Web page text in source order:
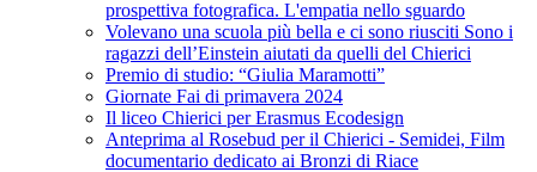
prospettiva fotografica. L'empatia nello sguardo
Volevano una scuola più bella e ci sono riusciti Sono i
ragazzi dell’Einstein aiutati da quelli del Chierici
Premio di studio: “Giulia Maramotti”
Giornate Fai di primavera 2024
Il liceo Chierici per Erasmus Ecodesign
Anteprima al Rosebud per il Chierici - Semidei, Film
documentario dedicato ai Bronzi di Riace